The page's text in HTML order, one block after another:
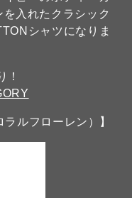
入れたクラシック
シャツになりま
！
ルフローレン）】